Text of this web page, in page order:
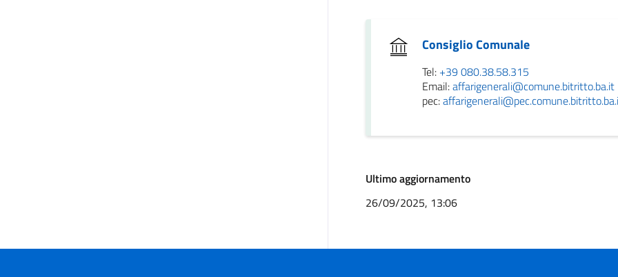
Consiglio Comunale
Tel: +39 080.38.58.315
Email:affarigenerali@comune.bitritto.ba.it
pec:
Ultimo aggiornamento
26/09/2025, 13:06